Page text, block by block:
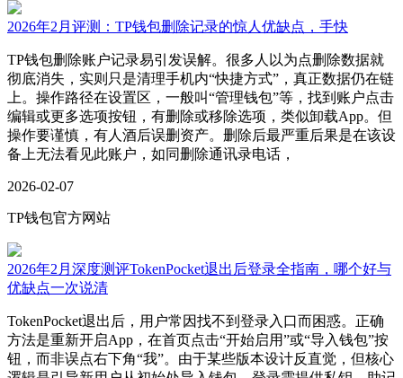
2026年2月评测：TP钱包删除记录的惊人优缺点，手快
TP钱包删除账户记录易引发误解。很多人以为点删除数据就
彻底消失，实则只是清理手机内“快捷方式”，真正数据仍在链
上。操作路径在设置区，一般叫“管理钱包”等，找到账户点击
编辑或更多选项按钮，有删除或移除选项，类似卸载App。但
操作要谨慎，有人酒后误删资产。删除后最严重后果是在该设
备上无法看见此账户，如同删除通讯录电话，
2026-02-07
TP钱包官方网站
2026年2月深度测评TokenPocket退出后登录全指南，哪个好与
优缺点一次说清
TokenPocket退出后，用户常因找不到登录入口而困惑。正确
方法是重新开启App，在首页点击“开始启用”或“导入钱包”按
钮，而非误点右下角“我”。由于某些版本设计反直觉，但核心